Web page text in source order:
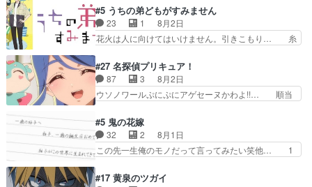
んと練習したい〟と言… 本当この作品は「キャ
ラ」を活かすのがうま… みずかちゃんの介入で双
子の仲にヒビが………
を振り切ってみんなに謝ったララの思い… 仕事に
馴染めない辺り観ていて苦しいところ… ララちゃ
んの事情はもう少し皆に話して良い… ララと茉里
とで初のアルバイト。七転八倒し… 労働するプリ
てケーキ食べて、帰りにカメ… ララが働く事での
てんやわんや。働いて大変… 地道に働き人と関わ
る日々の中に愛を見いだ…
#5 うちの弟どもがすみません
23 1
8月2日
花火は人に向けてはいけません。引きこもり… 糸
お名前を見たんだけどあの中村大樹さん… 糸ちゃ
んカッケー、色んな意味でwゲームが… 姉から性
的興奮覚えてないよね？なんて言わ… テーマ：引
きこもりの理由感想は、久しぶり… 元ゲーマーな
んの距離感おかしいね(*´… 糸と源ははよ好きお
うとると言わんかい！引… ショウくんと対等に話
すためにゲームをする…
#27 名探偵プリキュア！
87 3
8月2日
ウソノワールぷにぷにアゲセーヌかわよ!!… 順当
取り戻し正式に探偵事務所で働き始め… ポワロ、
元ネタを解説して原作に誘導するの… くれあさん
の探偵としての初事件にしてちょ… ・急にクイズ
番組が始まったw・妖精ウソノ… るるかの助手だ
の！？クレアさん探偵すぎ… 突然のポアロクイズ
#5 鬼の花嫁
32 2
8月1日
この先一生俺のモノだって言ってみたい笑他… 1
さん柚子に18年分の誕生日プレゼント… 柚子は
#17 黄泉のツガイ